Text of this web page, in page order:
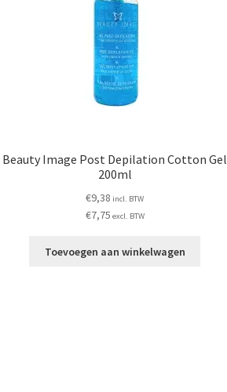
Beauty Image Post Depilation Cotton Gel
200ml
€9,38 incl. BTW
€7,75 excl. BTW
Toevoegen aan winkelwagen